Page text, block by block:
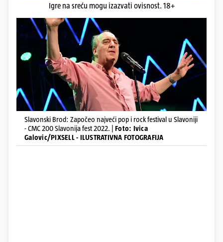
Igre na sreću mogu izazvati ovisnost. 18+
Slavonski Brod: ​​Započeo​ najve​ći​ pop i rock festival u Slavoniji
​- ​CMC 200 Slavonija fest​ ​2022. | Foto: Ivica
Galovic/PIXSELL - ILUSTRATIVNA FOTOGRAFIJA